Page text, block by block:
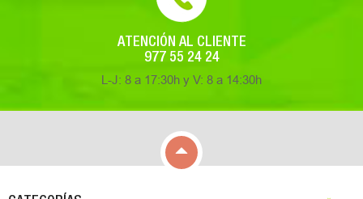
ATENCIÓN AL CLIENTE
977 55 24 24
L-J: 8 a 17:30h y V: 8 a 14:30h
